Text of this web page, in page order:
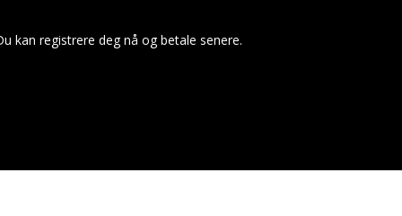
kan registrere deg nå og betale senere.